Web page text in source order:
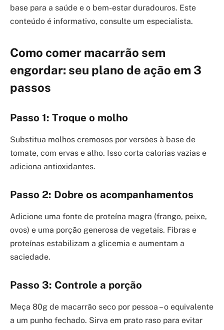
base para a saúde e o bem-estar duradouros. Este
conteúdo é informativo, consulte um especialista.
Como comer macarrão sem
engordar: seu plano de ação em 3
passos
Passo 1: Troque o molho
Substitua molhos cremosos por versões à base de
tomate, com ervas e alho. Isso corta calorias vazias e
adiciona antioxidantes.
Passo 2: Dobre os acompanhamentos
Adicione uma fonte de proteína magra (frango, peixe,
ovos) e uma porção generosa de vegetais. Fibras e
proteínas estabilizam a glicemia e aumentam a
saciedade.
Passo 3: Controle a porção
Meça 80g de macarrão seco por pessoa – o equivalente
a um punho fechado. Sirva em prato raso para evitar